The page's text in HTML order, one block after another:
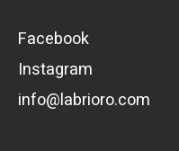
Facebook
Instagram
info@labrioro.com